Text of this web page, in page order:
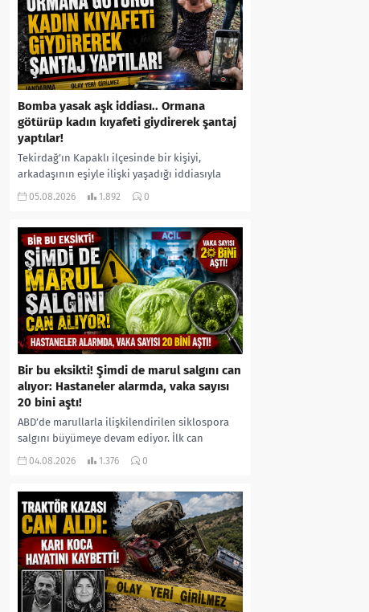
Bomba yasak aşk iddiası.. Ormana
götürüp kadın kıyafeti giydirerek şantaj
yaptılar!
Tekirdağ’ın Kapaklı ilçesinde bir kişiyi,
arkadaşının eşiyle ilişki yaşadığı iddiasıyla
ormanlık alana götürerek zorla kadın
05.08.2026 1.892 0
Bir bu eksikti! Şimdi de marul salgını can
alıyor: Hastaneler alarmda, vaka sayısı
20 bini aştı!
ABD’de marullarla ilişkilendirilen siklospora
salgını büyümeye devam ediyor. İlk can
kayıplarının yaşandığı salgında vaka sayısının
04.08.2026 1.376 0